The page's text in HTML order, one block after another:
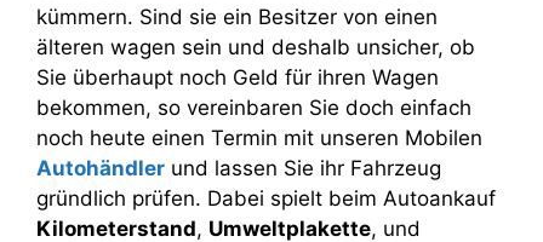
kümmern. Sind sie ein Besitzer von einen
älteren wagen sein und deshalb unsicher, ob
Sie überhaupt noch Geld für ihren Wagen
bekommen, so vereinbaren Sie doch einfach
noch heute einen Termin mit unseren Mobilen
Autohändler und lassen Sie ihr Fahrzeug
gründlich prüfen. Dabei spielt beim Autoankauf
Kilometerstand, Umweltplakette, und